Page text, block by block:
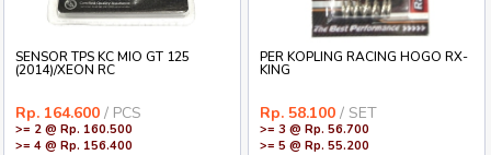
SENSOR TPS KC MIO GT 125
(2014)/XEON RC
Rp. 164.600 / PCS
>= 2 @ Rp. 160.500
>= 4 @ Rp. 156.400
PER KOPLING RACING HOGO RX-
KING
Rp. 58.100 / SET
>= 3 @ Rp. 56.700
>= 5 @ Rp. 55.200